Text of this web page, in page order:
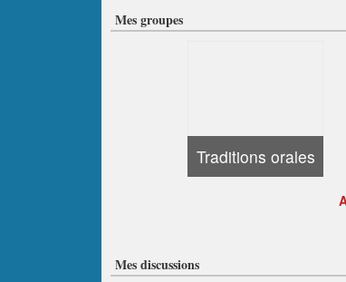
Mes groupes
Traditions orales
Mes discussions